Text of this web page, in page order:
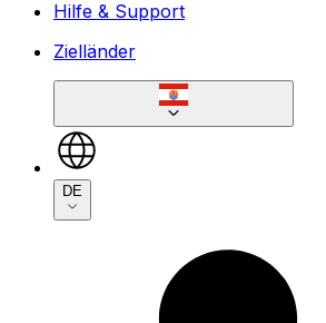
Hilfe & Support
Zielländer
DE